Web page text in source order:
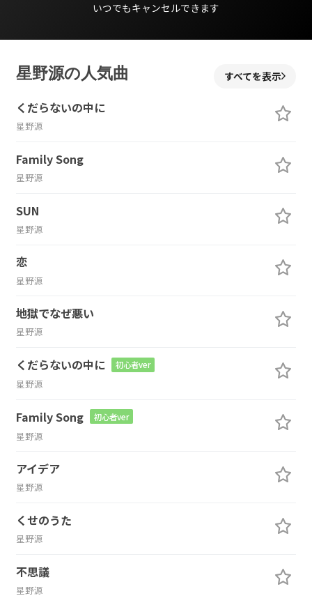
いつでもキャンセルできます
星野源の人気曲 すべてを表示
くだらないの中に
星野源
Family Song
星野源
SUN
星野源
恋
星野源
地獄でなぜ悪い
星野源
くだらないの中に 初心者ver
星野源
Family Song 初心者ver
星野源
アイデア
星野源
くせのうた
星野源
不思議
星野源